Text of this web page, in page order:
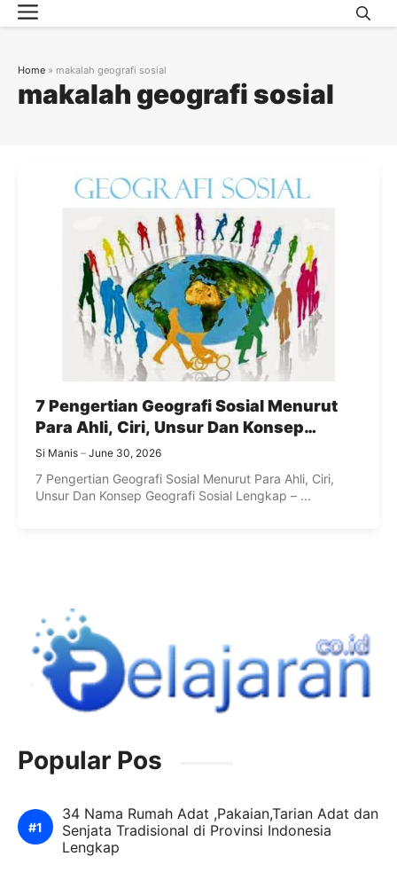
Skip
to
Menu
makalah geografi sosial
Home » makalah geografi sosial
7 Pengertian Geografi Sosial Menurut
Para Ahli, Ciri, Unsur Dan Konsep
Geografi Sosial Lengkap
Si Manis June 30, 2026
7 Pengertian Geografi Sosial Menurut Para Ahli, Ciri,
Unsur Dan Konsep Geografi Sosial Lengkap – ...
Popular Pos
34 Nama Rumah Adat ,Pakaian,Tarian Adat dan
Senjata Tradisional di Provinsi Indonesia
Lengkap